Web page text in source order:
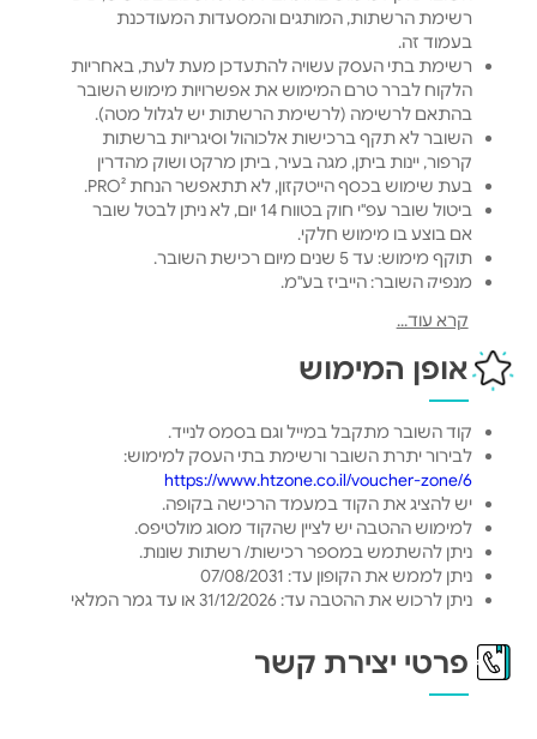
רשימת הרשתות, המותגים והמסעדות המעודכנת
בעמוד זה.
רשימת בתי העסק עשויה להתעדכן מעת לעת, באחריות
הלקוח לברר טרם המימוש את אפשרויות מימוש השובר
בהתאם לרשימה (לרשימת הרשתות יש לגלול מטה).
השובר לא תקף ברכישות אלכוהול וסיגריות ברשתות
קרפור, יינות ביתן, מגה בעיר, ביתן מרקט ושוק מהדרין
בעת שימוש בכסף הייטקזון, לא תתאפשר הנחת PRO².
ביטול שובר עפ"י חוק בטווח 14 יום, לא ניתן לבטל שובר
אם בוצע בו מימוש חלקי.
תוקף מימוש: עד 5 שנים מיום רכישת השובר.
מנפיק השובר: הייביז בע"מ.
קרא עוד...
אופן המימוש
קוד השובר מתקבל במייל וגם בסמס לנייד.
לבירור יתרת השובר ורשימת בתי העסק למימוש:
https://www.htzone.co.il/voucher-zone/6
יש להציג את הקוד במעמד הרכישה בקופה.
למימוש ההטבה יש לציין שהקוד מסוג מולטיפס.
ניתן להשתמש במספר רכישות/ רשתות שונות.
ניתן לממש את הקופון עד: 07/08/2031
ניתן לרכוש את ההטבה עד: 31/12/2026 או עד גמר המלאי
פרטי יצירת קשר